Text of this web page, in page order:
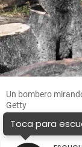
Un bombero
Getty
Toca para